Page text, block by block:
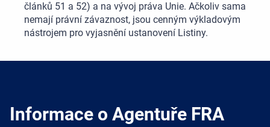
článků 51 a 52) a na vývoj práva Unie. Ačkoliv sama
nemají právní závaznost, jsou cenným výkladovým
nástrojem pro vyjasnění ustanovení Listiny.
Informace o Agentuře FRA